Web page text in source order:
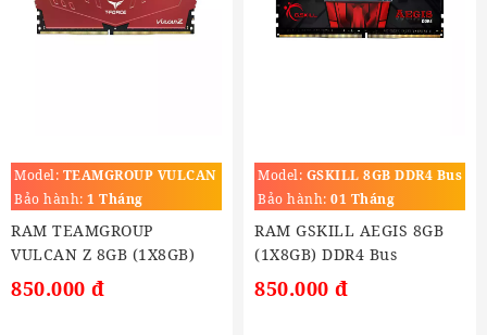
Model: TEAMGROUP VULCAN
Z 8GB (1X8GB) DDR4
3200MHZ
Bảo hành: 1 Tháng
RAM TEAMGROUP
VULCAN Z 8GB (1X8GB)
DDR4 3200MHZ
850.000 đ
Model: GSKILL 8GB DDR4 Bus
2666MHZ
Bảo hành: 01 Tháng
RAM GSKILL AEGIS 8GB
(1X8GB) DDR4 Bus
2666MHZ)
850.000 đ